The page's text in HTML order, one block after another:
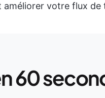
votre flux de
60